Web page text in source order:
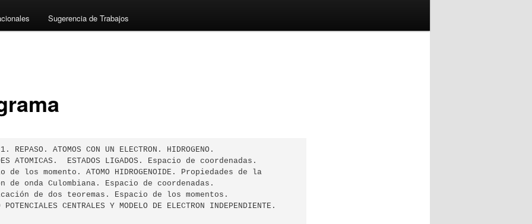
Sugerencia de Trabajos
REPASO. ATOMOS CON UN ELECTRON. HIDROGENO.
ATOMICAS.  ESTADOS LIGADOS. Espacio de coordenadas.
de los momento. ATOMO HIDROGENOIDE. Propiedades de la
de onda Culombiana. Espacio de coordenadas.
de dos teoremas. Espacio de los momentos.
POTENCIALES CENTRALES Y MODELO DE ELECTRON INDEPENDIENTE.